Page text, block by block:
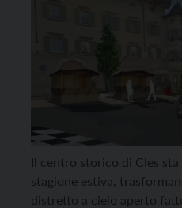
Il centro storico di Cles
stagione estiva,
distretto a cielo aperto